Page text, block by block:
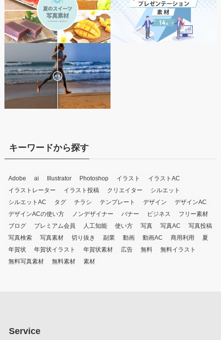
キーワードから探す
Adobe ai Illustrator Photoshop イラスト
イラストAC
イラストレーター
イラスト投稿 クリエイター
シルエット
シルエットAC
タグ チラシ テンプレート デザイン
デザインAC
デザインACの使い方
ノンデザイナー バナー ビジネス
フリー素材
ブログ
プレミアム会員 人工知能 使い方 写真 写真AC
写真投稿
写真検索
写真素材 切り抜き 副業 動画 動画AC 商用利用
夏
年賀状
年賀状イラスト 年賀状素材 広告 無料
無料イラスト
無料写真素材
無料素材 素材
Service